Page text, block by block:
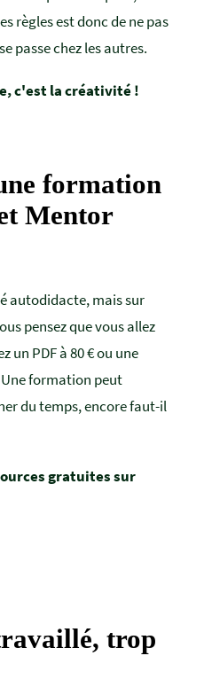
règles est donc de ne pas
passe chez les autres.
c'est la créativité !
formation
Mentor
autodidacte, mais sur
pensez que vous allez
un PDF à 80 € ou une
formation peut
du temps, encore faut-il
gratuites sur
trop